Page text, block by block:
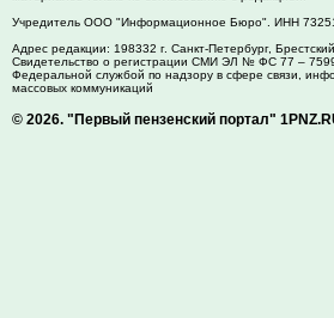
Учредитель ООО "Информационное Бюро". ИНН
Адрес редакции: 198332 г. Санкт-Петербург,
Свидетельство о регистрации СМИ ЭЛ № ФС 77 –
Федеральной службой по надзору в сфере связи,
массовых коммуникаций
© 2026. "Первый пензенский портал"